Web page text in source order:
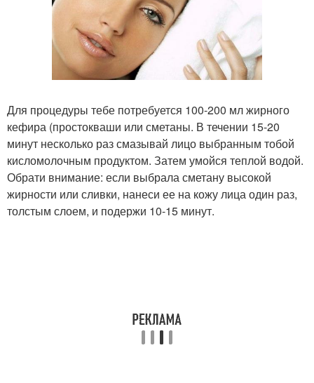
Для процедуры тебе потребуется 100-200 мл жирного
кефира (простокваши или сметаны. В течении 15-20
минут несколько раз смазывай лицо выбранным тобой
кисломолочным продуктом. Затем умойся теплой водой.
Обрати внимание: если выбрала сметану высокой
жирности или сливки, нанеси ее на кожу лица один раз,
толстым слоем, и подержи 10-15 минут.